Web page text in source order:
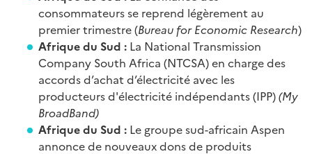
consommateurs se reprend légèrement au
premier trimestre (Bureau for Economic Research)
Afrique du Sud : La National Transmission
Company South Africa (NTCSA) en charge des
accords d’achat d’électricité avec les
producteurs d'électricité indépendants (IPP)(My
BroadBand)
Afrique du Sud : Le groupe sud-africain Aspen
annonce de nouveaux dons de produits